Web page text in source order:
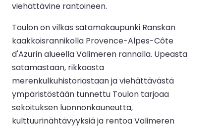
viehättävine rantoineen.
Toulon on vilkas satamakaupunki Ranskan
kaakkoisrannikolla Provence-Alpes-Côte
d'Azurin alueella Välimeren rannalla. Upeasta
satamastaan, rikkaasta
merenkulkuhistoriastaan ja viehättävästä
ympäristöstään tunnettu Toulon tarjoaa
sekoituksen luonnonkauneutta,
kulttuurinähtävyyksiä ja rentoa Välimeren